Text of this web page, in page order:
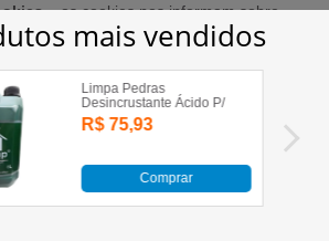
– os cookies nos informam sobre
enquanto utiliza nosso site, para
a sua experiência, bem como
nossas comunicações e a oferta de
no nosso site você aceita a
cookies.Clique aqui para saber
mais sobre cookies